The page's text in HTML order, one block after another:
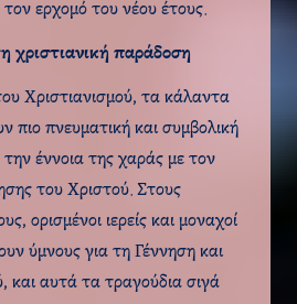
ερχομό του νέου έτους.
παράδοση
Χριστιανισμού, τα κάλαντα
πιο πνευματική και συμβολική
έννοια της χαράς με τον
του Χριστού. Στους
ορισμένοι ιερείς και μοναχοί
ύμνους για τη Γέννηση και
και αυτά τα τραγούδια σιγά